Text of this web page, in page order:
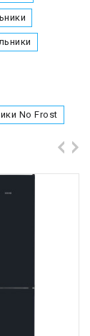
No Frost